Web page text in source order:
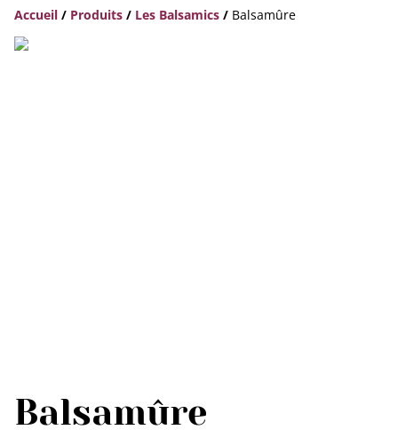
Accueil / Produits / Les Balsamics / Balsamûre
Balsamûre